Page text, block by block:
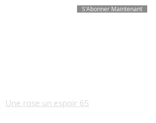
Une rose un espoir 65
S'Abonner Maintenant